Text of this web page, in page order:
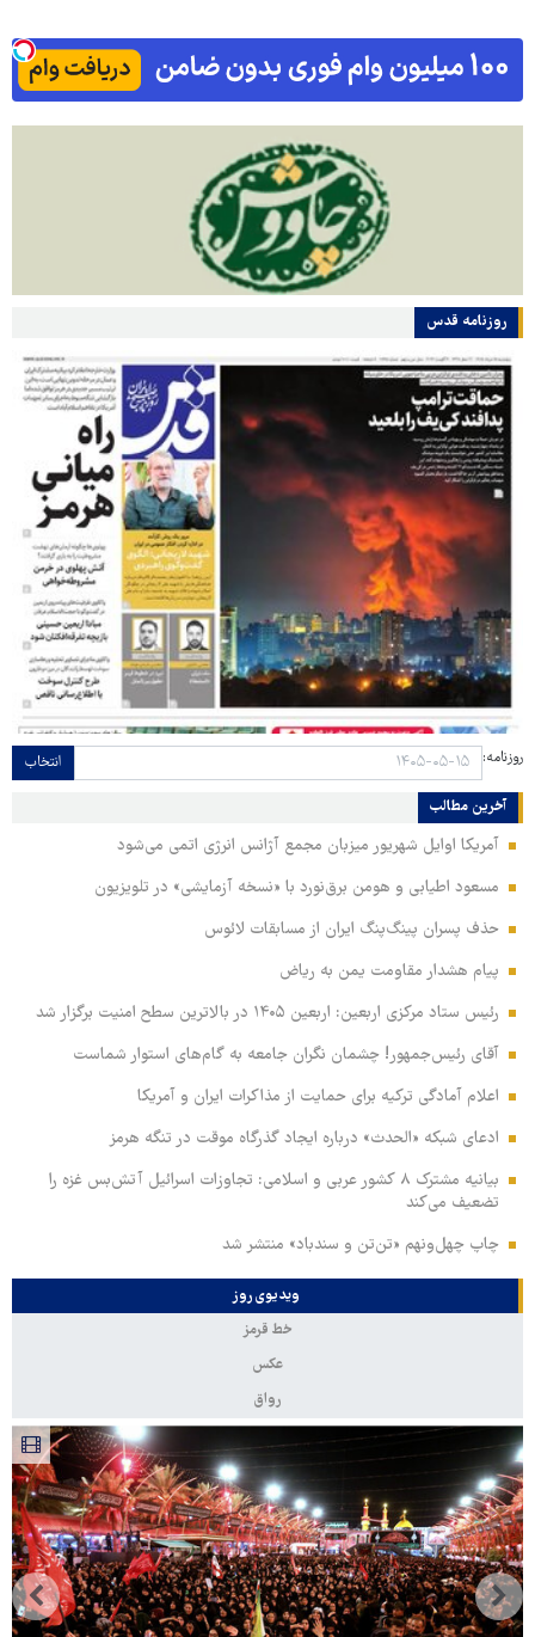
روزنامه قدس
روزنامه: انتخاب
آخرین مطالب
آمریکا اوایل شهریور میزبان مجمع آژانس انرژی اتمی می‌شود
مسعود اطیابی و هومن برق‌نورد با «نسخه آزمایشی» در تلویزیون
حذف پسران پینگ‌پنگ ایران از مسابقات لائوس
پیام هشدار مقاومت یمن به ریاض
رئیس ستاد مرکزی اربعین: اربعین ۱۴۰۵ در بالاترین سطح امنیت برگزار شد
آقای رئیس‌جمهور! چشمان نگران جامعه به گام‌های استوار شماست
اعلام آمادگی ترکیه برای حمایت از مذاکرات ایران و آمریکا
ادعای شبکه «الحدث» درباره ایجاد گذرگاه موقت در تنگه هرمز
بیانیه مشترک ۸ کشور عربی و اسلامی: تجاوزات اسرائیل آتش‌بس غزه را
تضعیف می‌کند
چاپ چهل‌ونهم «تن‌تن و سندباد» منتشر شد
ویدیوی روز
خط قرمز
عکس
رواق